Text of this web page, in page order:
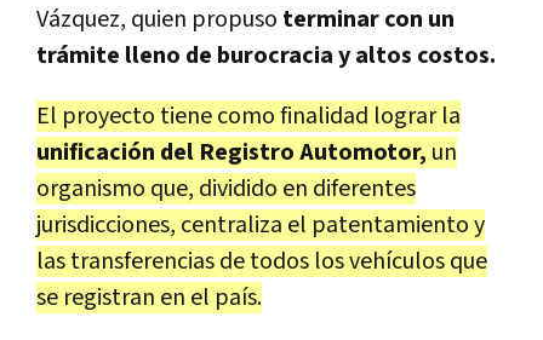
Vázquez, quien propuso terminar con un
trámite lleno de burocracia y altos costos.
El proyecto tiene como finalidad lograr la
unificación del Registro Automotor, un
organismo que, dividido en diferentes
jurisdicciones, centraliza el patentamiento y
las transferencias de todos los vehículos que
se registran en el país.